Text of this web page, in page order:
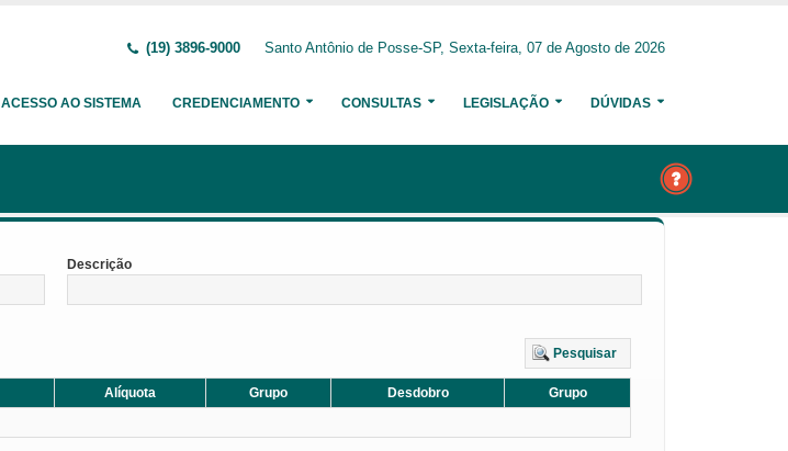
(19) 3896-9000 Santo Antônio de Posse-SP, Sexta-feira, 07 de Agosto de 2026
ACESSO AO SISTEMA CREDENCIAMENTO CONSULTAS LEGISLAÇÃO DÚVIDAS
Descrição
Pesquisar
Alíquota Grupo Desdobro
Grupo